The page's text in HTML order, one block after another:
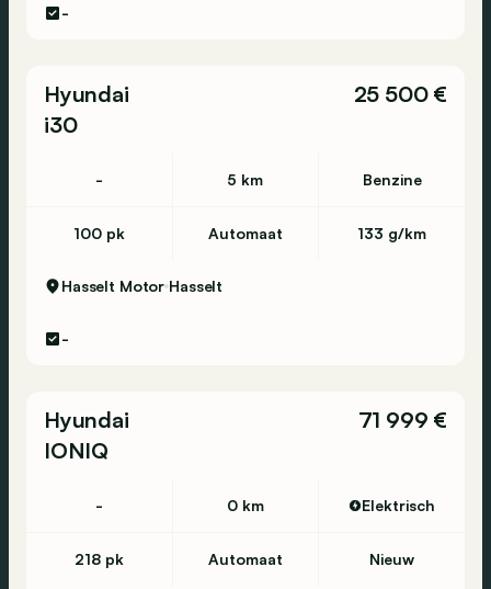
-
Hyundai
i30
25 500 €
- 5 km Benzine
100 pk Automaat 133 g/km
Hasselt Motor Hasselt
-
Hyundai
IONIQ
71 999 €
- 0 km Elektrisch
218 pk Automaat Nieuw